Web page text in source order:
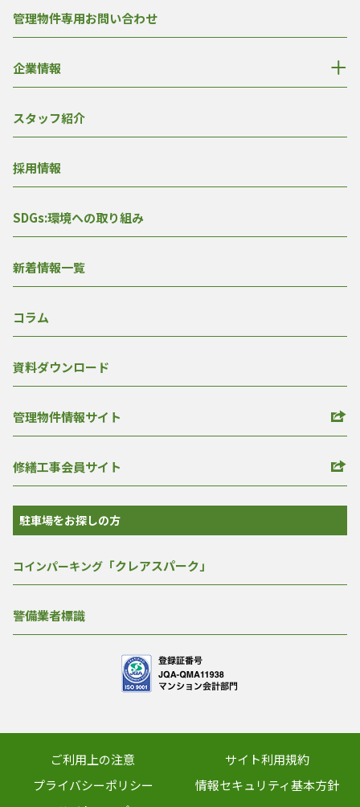
管理物件専用お問い合わせ
企業情報
スタッフ紹介
採用情報
SDGs:環境への取り組み
新着情報一覧
コラム
資料ダウンロード
管理物件情報サイト
修繕工事会員サイト
駐車場をお探しの方
コインパーキング 「クレアスパーク」
警備業者標識
ご利用上の注意
サイト利用規約
プライバシーポリシー
情報セキュリティ基本方針